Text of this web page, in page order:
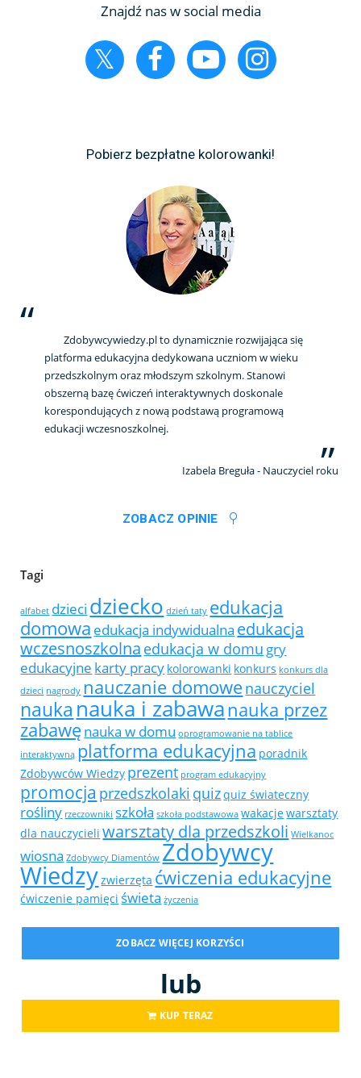
Znajdź nas w social media
Pobierz bezpłatne kolorowanki!
Zdobywcywiedzy.pl to dynamicznie rozwijająca się
platforma edukacyjna dedykowana uczniom w wieku
przedszkolnym oraz młodszym szkolnym. Stanowi
obszerną bazę ćwiczeń interaktywnych doskonale
korespondujących z nową podstawą programową
edukacji wczesnoszkolnej.
Izabela Breguła - Nauczyciel roku
ZOBACZ OPINIE
Tagi
alfabet dzieci dziecko dzień taty edukacja
domowa edukacja indywidualna edukacja
wczesnoszkolna edukacja w domu gry
edukacyjne karty pracy kolorowanki konkurs konkurs dla
dzieci nagrody nauczanie domowenauczyciel
nauka nauka i zabawanauka przez
zabawęnauka w domu oprogramowanie na tablice
interaktywną platforma edukacyjna poradnik
Zdobywców Wiedzy prezent program edukacyjny
promocja przedszkolaki quizquiz świateczny
rośliny rzeczowniki szkoła szkoła podstawowa wakacjewarsztaty
dla nauczycieli warsztaty dla przedszkoli Wielkanoc
wiosna Zdobywcy Diamentów Zdobywcy
Wiedzyzwierzęta ćwiczenia edukacyjne
ćwiczenie pamięci świeta życzenia
ZOBACZ WIĘCEJ KORZYŚCI
lub
KUP TERAZ